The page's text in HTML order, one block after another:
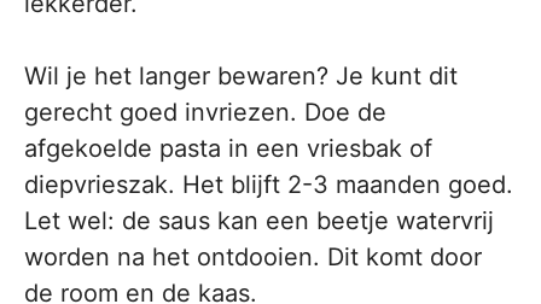
Wil je het langer bewaren? Je kunt dit
gerecht goed invriezen. Doe de
afgekoelde pasta in een vriesbak of
diepvrieszak. Het blijft 2-3 maanden goed.
Let wel: de saus kan een beetje watervrij
worden na het ontdooien. Dit komt door
de room en de kaas.